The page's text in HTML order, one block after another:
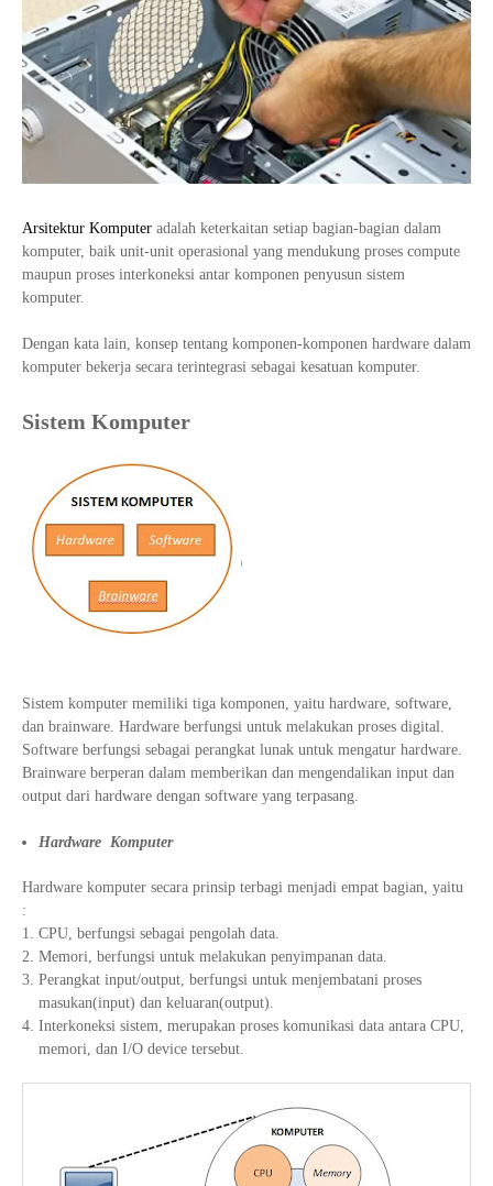
Materi Komputer dan Jaringan Dasar
Materi Pemograman Dasar
Sistem Komputer
Dasar Desain Grafis
Tata Busana
Bisnis Daring dan Pemasaran
Arsitektur Komputer adalah keterkaitan setiap bagian-bagian dalam
komputer, baik unit-unit operasional yang mendukung proses compute
maupun proses interkoneksi antar komponen penyusun sistem
komputer.
Dengan kata lain, konsep tentang komponen-komponen hardware dalam
komputer bekerja secara terintegrasi sebagai kesatuan komputer.
Sistem Komputer
Sistem komputer memiliki tiga komponen, yaitu hardware, software,
dan brainware. Hardware berfungsi untuk melakukan proses digital.
Software berfungsi sebagai perangkat lunak untuk mengatur hardware.
Brainware berperan dalam memberikan dan mengendalikan input dan
output dari hardware dengan software yang terpasang.
Hardware Komputer
Hardware komputer secara prinsip terbagi menjadi empat bagian, yaitu
:
CPU, berfungsi sebagai pengolah data.
Memori, berfungsi untuk melakukan penyimpanan data.
Perangkat input/output, berfungsi untuk menjembatani proses
masukan(input) dan keluaran(output).
Interkoneksi sistem, merupakan proses komunikasi data antara CPU,
memori, dan I/O device tersebut.